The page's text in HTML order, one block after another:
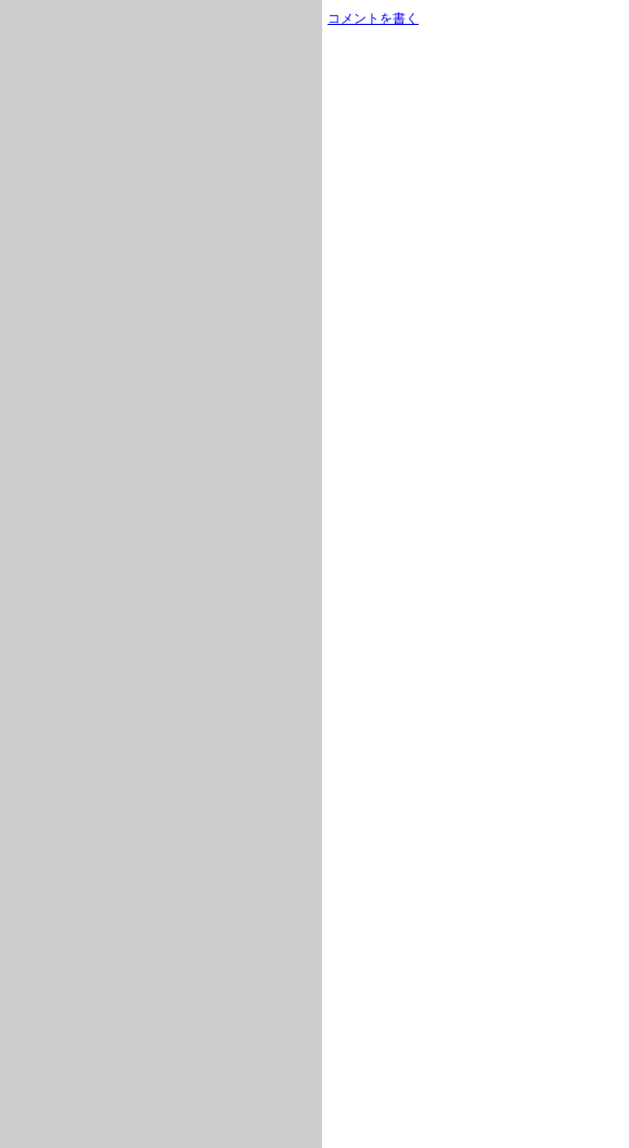
コメントを書く